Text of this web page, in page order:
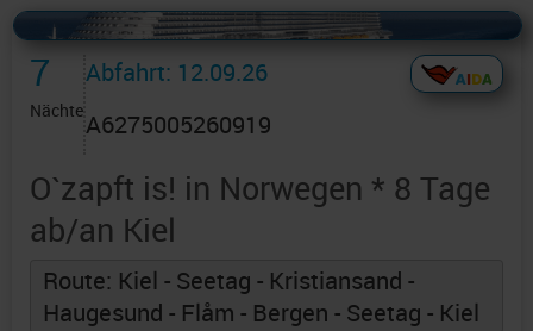
Alles Bildmaterial von AIDAcruises ist ©AIDAcruises
7
Nächte
Abfahrt: 12.09.26
A6275005260919
O`zapft is! in Norwegen * 8 Tage
ab/an Kiel
Route: Kiel - Seetag - Kristiansand -
Haugesund - Flåm - Bergen - Seetag - Kiel